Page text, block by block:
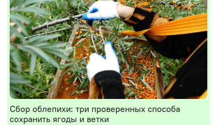
Сбор облепихи: три проверенных способа
сохранить ягоды и ветки